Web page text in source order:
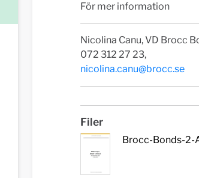
För mer information
Nicolina Canu, VD Brocc
072 312 27 23,
nicolina.canu@brocc.se
Filer
Brocc-Bonds-2-